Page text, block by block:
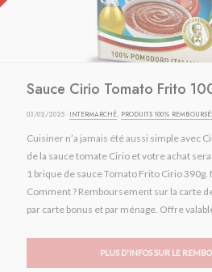
Sauce Cirio Tomato Frito
03/02/2025 · INTERMARCHÉ, PRODUITS 100%
Cuisiner n’a jamais été aussi simple avec
de la sauce tomate Cirio et votre achat
1 brique de sauce Tomato Frito Cirio
Comment ? Remboursement sur la carte
par carte bonus et par ménage. Offre
PLUS D'INFOS SUR LE